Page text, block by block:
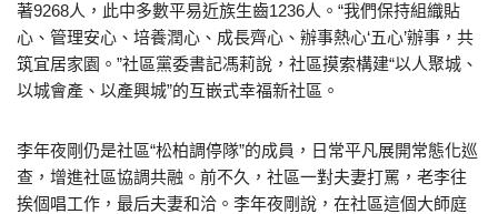
著9268人，此中多數平易近族生齒1236人。“我們保持組織貼
心、管理安心、培養潤心、成長齊心、辦事熱心‘五心’辦事，共
筑宜居家園。”社區黨委書記馮莉說，社區摸索構建“以人聚城、
以城會產、以產興城”的互嵌式幸福新社區。
李年夜剛仍是社區“松柏調停隊”的成員，日常平凡展開常態化巡
查，增進社區協調共融。前不久，社區一對夫妻打罵，老李往
挨個唱工作，最后夫妻和洽。李年夜剛說，在社區這個大師庭